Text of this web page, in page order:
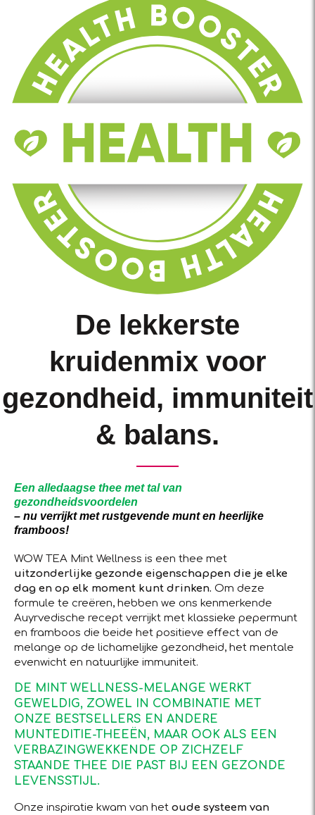
De lekkerste
kruidenmix voor
gezondheid, immuniteit
& balans.
Een alledaagse thee met tal van
gezondheidsvoordelen
– nu verrijkt met rustgevende munt en heerlijke
framboos!
WOW TEA Mint Wellness is een thee met
uitzonderlijke gezonde eigenschappen die je elke
dag en op elk moment kunt drinken. Om deze
formule te creëren, hebben we ons kenmerkende
Auyrvedische recept verrijkt met klassieke pepermunt
en framboos die beide het positieve effect van de
melange op de lichamelijke gezondheid, het mentale
evenwicht en natuurlijke immuniteit.
DE MINT WELLNESS-MELANGE WERKT
GEWELDIG, ZOWEL IN COMBINATIE MET
ONZE BESTSELLERS EN ANDERE
MUNTEDITIE-THEEËN, MAAR OOK ALS EEN
VERBAZINGWEKKENDE OP ZICHZELF
STAANDE THEE DIE PAST BIJ EEN GEZONDE
LEVENSSTIJL.
Onze inspiratie kwam van het oude systeem van